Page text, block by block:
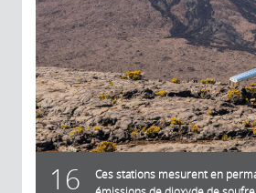
16
Ces stations mesurent en